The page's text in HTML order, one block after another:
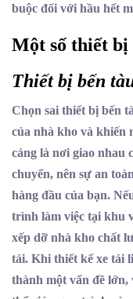
buộc đối với hầu hết
Một số thiết bị
Thiết bị bến
Chọn sai thiết bị bến
của nhà kho và khiến
cảng là nơi giao nhau
chuyển, nên sự an
hàng đầu của bạn.
trình làm việc tại khu
xếp dỡ nhà kho chất
tải. Khi thiết kế xe tải
thành một vấn đề lớn,